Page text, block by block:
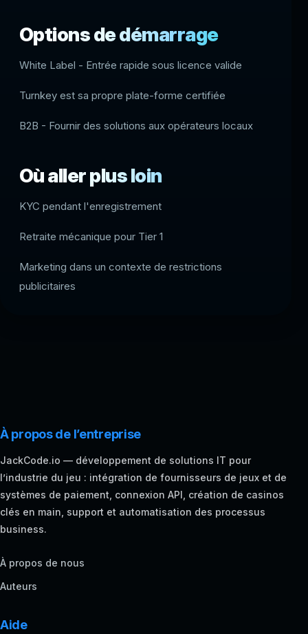
Options de démarrage
White Label - Entrée rapide sous licence valide
Turnkey est sa propre plate-forme certifiée
B2B - Fournir des solutions aux opérateurs locaux
Où aller plus loin
KYC pendant l'enregistrement
Retraite mécanique pour Tier 1
Marketing dans un contexte de restrictions
publicitaires
À propos de l’entreprise
JackCode.io — développement de solutions IT pour
l’industrie du jeu : intégration de fournisseurs de jeux et de
systèmes de paiement, connexion API, création de casinos
clés en main, support et automatisation des processus
business.
À propos de nous
Auteurs
Aide